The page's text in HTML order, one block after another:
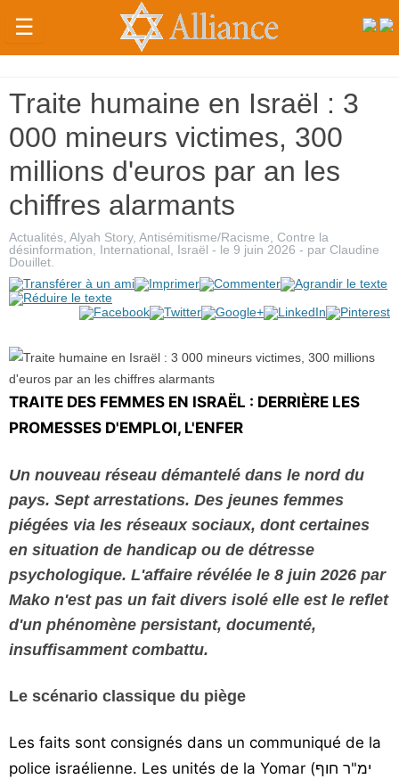
☰
Judaïsme
Magazine
Sorties
Culture
Radio
High-
Insolites
Cuisine
Vos
Les
bonnes
adresses
Traite humaine en Israël : 3
000 mineurs victimes, 300
millions d'euros par an les
chiffres alarmants
Actualités Alyah Story, Antisémitisme/Racisme
Contre la
désinformation
International Israël - le 9 juin 2026 - par Claudine
Douillet
TRAITE DES FEMMES EN ISRAËL : DERRIÈRE LES
PROMESSES D'EMPLOI, L'ENFER
Un nouveau réseau démantelé dans le nord du
pays. Sept arrestations. Des jeunes femmes
piégées via les réseaux sociaux, dont certaines
en situation de handicap ou de détresse
psychologique. L'affaire révélée le 8 juin 2026 par
Mako n'est pas un fait divers isolé elle est le reflet
d'un phénomène persistant, documenté,
insuffisamment combattu.
Le scénario classique du piège
Les faits sont consignés dans un communiqué de la
police israélienne. Les unités de la Yomar (ימ"ר חוף